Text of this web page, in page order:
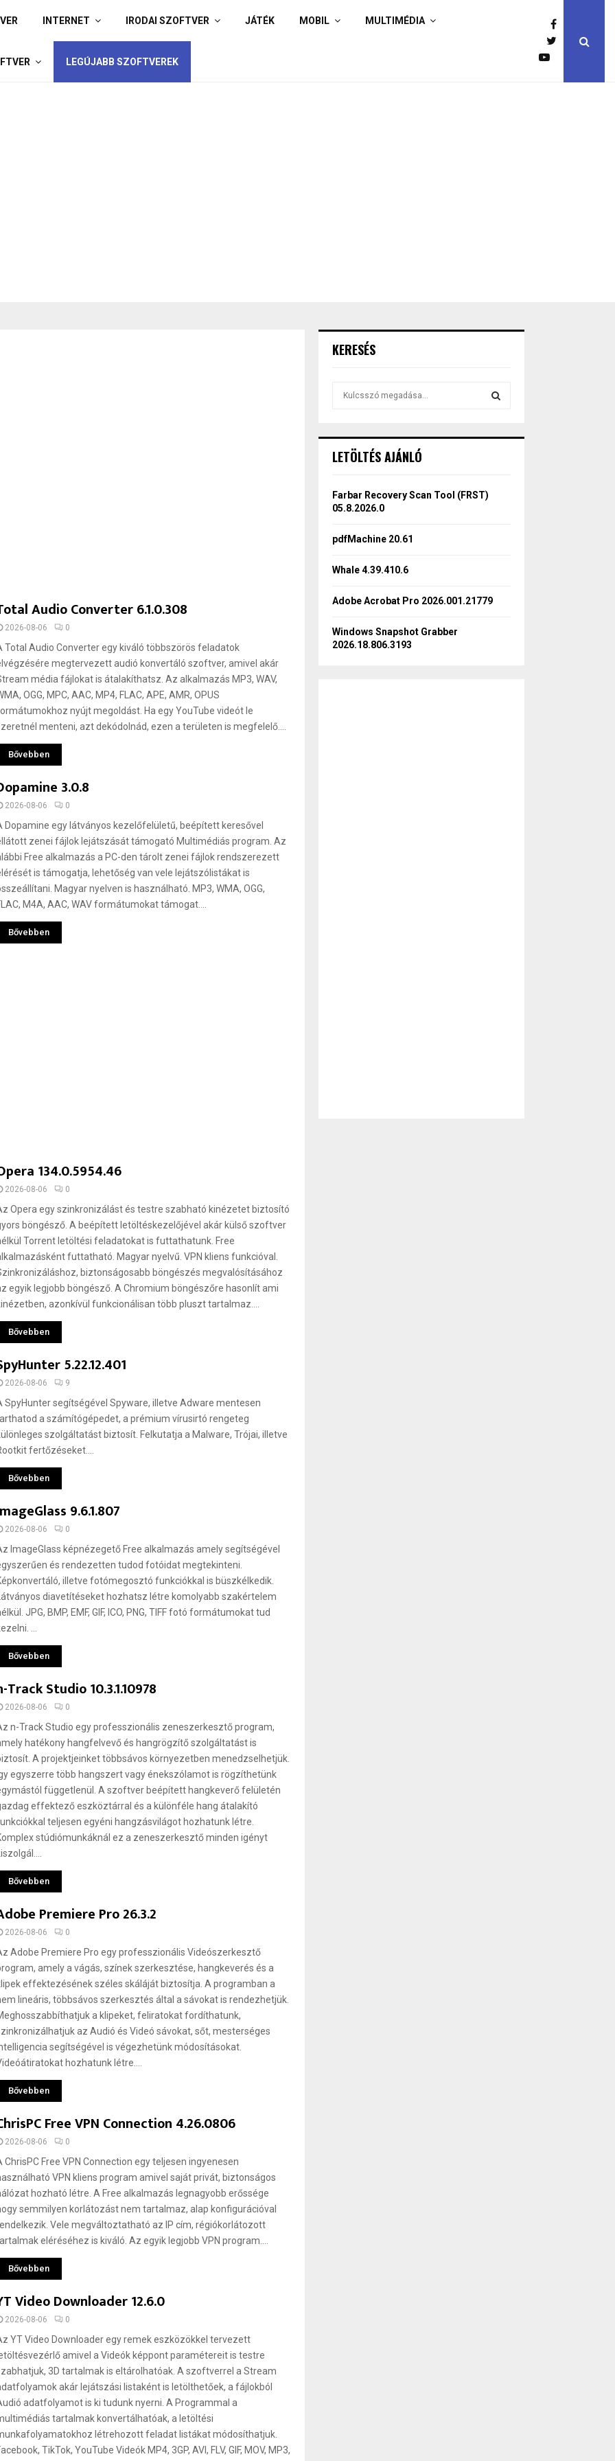
INTERNET IRODAI SZOFTVER JÁTÉK MOBIL MULTIMÉDIA
LEGÚJABB SZOFTVEREK
Audio Converter 6.1.0.308
2026-08-06 0
Total Audio Converter egy kiváló többszörös feladatok
megtervezett audió konvertáló szoftver, amivel akár
média fájlokat is átalakíthatsz. Az alkalmazás MP3, WAV,
OGG, MPC, AAC, MP4, FLAC, APE, AMR, OPUS
nyújt megoldást. Ha egy YouTube videót le
menteni, azt dekódolnád, ezen a területen is megfelelő....
Bővebben
3.0.8
2026-08-06 0
Dopamine egy látványos kezelőfelületű, beépített keresővel
zenei fájlok lejátszását támogató Multimédiás program. Az
Free alkalmazás a PC-den tárolt zenei fájlok rendszerezett
is támogatja, lehetőség van vele lejátszólistákat is
Magyar nyelven is használható. MP3, WMA, OGG,
M4A, AAC, WAV formátumokat támogat....
Bővebben
134.0.5954.46
2026-08-06 0
Opera egy szinkronizálást és testre szabható kinézetet biztosító
böngésző. A beépített letöltéskezelőjével akár külső szoftver
Torrent letöltési feladatokat is futtathatunk. Free
futtatható. Magyar nyelvű. VPN kliens funkcióval.
biztonságosabb böngészés megvalósításához
egyik legjobb böngésző. A Chromium böngészőre hasonlít ami
azonkívül funkcionálisan több pluszt tartalmaz....
Bővebben
5.22.12.401
2026-08-06 9
SpyHunter segítségével Spyware, illetve Adware mentesen
a számítógépedet, a prémium vírusirtó rengeteg
szolgáltatást biztosít. Felkutatja a Malware, Trójai, illetve
fertőzéseket....
Bővebben
9.6.1.807
2026-08-06 0
ImageGlass képnézegető Free alkalmazás amely segítségével
és rendezetten tudod fotóidat megtekinteni.
illetve fotómegosztó funkciókkal is büszkélkedik.
diavetítéseket hozhatsz létre komolyabb szakértelem
JPG, BMP, EMF, GIF, ICO, PNG, TIFF fotó formátumokat tud
...
Bővebben
Track Studio 10.3.1.10978
2026-08-06 0
n-Track Studio egy professzionális zeneszerkesztő program,
hatékony hangfelvevő és hangrögzítő szolgáltatást is
A projektjeinket többsávos környezetben menedzselhetjük.
egyszerre több hangszert vagy énekszólamot is rögzíthetünk
függetlenül. A szoftver beépített hangkeverő felületén
effektező eszköztárral és a különféle hang átalakító
teljesen egyéni hangzásvilágot hozhatunk létre.
stúdiómunkáknál ez a zeneszerkesztő minden igényt
Bővebben
Premiere Pro 26.3.2
2026-08-06 0
Adobe Premiere Pro egy professzionális Videószerkesztő
amely a vágás, színek szerkesztése, hangkeverés és a
effektezésének széles skáláját biztosítja. A programban a
lineáris, többsávos szerkesztés által a sávokat is rendezhetjük.
a klipeket, feliratokat fordíthatunk,
az Audió és Videó sávokat, sőt, mesterséges
segítségével is végezhetünk módosításokat.
hozhatunk létre....
Bővebben
Free VPN Connection 4.26.0806
2026-08-06 0
ChrisPC Free VPN Connection egy teljesen ingyenesen
VPN kliens program amivel saját privát, biztonságos
hozható létre. A Free alkalmazás legnagyobb erőssége
semmilyen korlátozást nem tartalmaz, alap konfigurációval
Vele megváltoztatható az IP cím, régiókorlátozott
eléréséhez is kiváló. Az egyik legjobb VPN program....
Bővebben
Video Downloader 12.6.0
2026-08-06 0
YT Video Downloader egy remek eszközökkel tervezett
amivel a Videók képpont paramétereit is testre
3D tartalmak is eltárolhatóak. A szoftverrel a Stream
akár lejátszási listaként is letölthetőek, a fájlokból
adatfolyamot is ki tudunk nyerni. A Programmal a
tartalmak konvertálhatóak, a letöltési
létrehozott feladat listákat módosíthatjuk.
TikTok, YouTube Videók MP4, 3GP, AVI, FLV, GIF, MOV, MP3,
KERESÉS
h
o
r
LETÖLTÉS AJÁNLÓ
Farbar Recovery Scan Tool (FRST)
05.8.2026.0
pdfMachine 20.61
Whale 4.39.410.6
Adobe Acrobat Pro 2026.001.21779
Windows Snapshot Grabber
2026.18.806.3193